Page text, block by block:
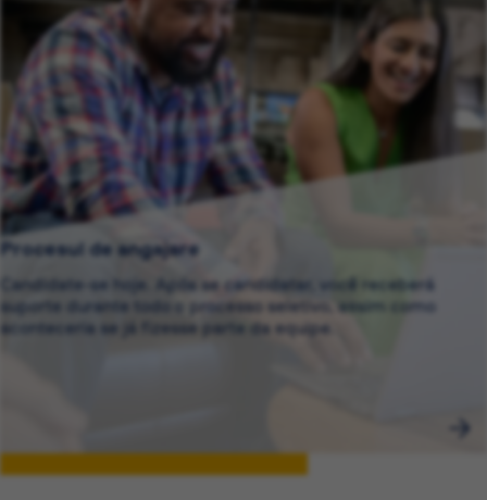
Procesul de angajare
Candidate-se hoje. Após se candidatar, você receberá
suporte durante todo o processo seletivo, assim como
aconteceria se já fizesse parte da equipe.